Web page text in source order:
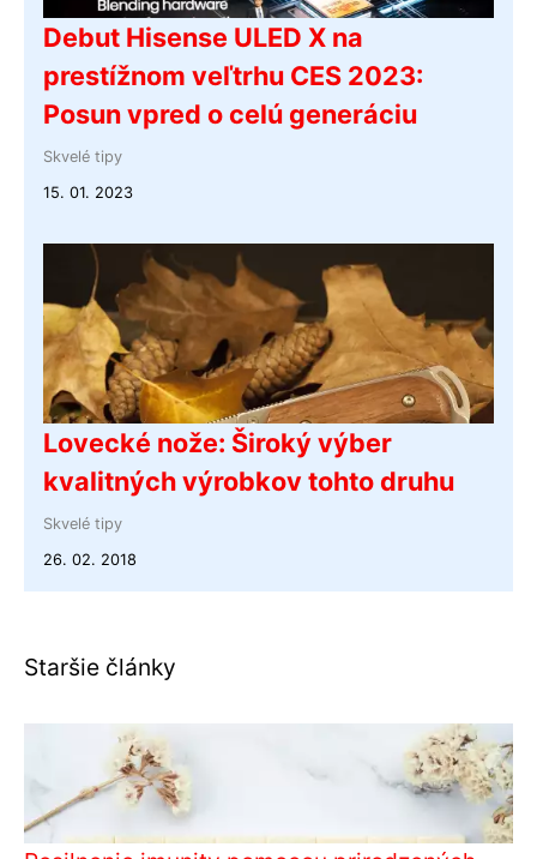
Debut Hisense ULED X na
prestížnom veľtrhu CES 2023:
Posun vpred o celú generáciu
Skvelé tipy
15. 01. 2023
Lovecké nože: Široký výber
kvalitných výrobkov tohto druhu
Skvelé tipy
26. 02. 2018
Staršie články